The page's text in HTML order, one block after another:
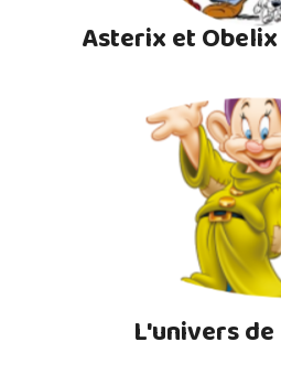
Asterix et
L'univers